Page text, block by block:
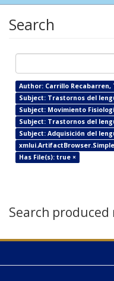
Search
Author: Carrillo Recabarren,
Subject: Trastornos del
Subject: Movimiento
Subject: Trastornos del
Subject: Adquisición del
Has File(s): true ×
Search